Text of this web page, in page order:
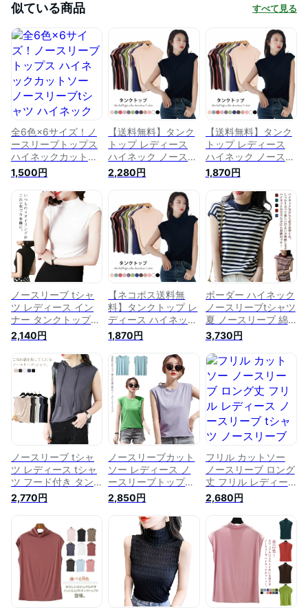
似ている商品 すべて見る
全6色×6サイズ！ノ
ースリーブトップス
ハイネックカットソ
ー ノースリーブtシ
ャツ ハイネック ノ
ースリーブ カットソ
ー トップス Tシャツ
レディース シンプル
ベーシック 無地 お
しゃれ 女性 伸縮性
夏 春夏
1,500円
【送料無料】タンク
トップ レディース
ハイネック ノースリ
ーブ タートルネック
Tシャツ ノースリー
ブTシャツ インナー
無地 薄手 ストレッ
チ 伸縮性 トップス
プルオーバー 春 夏
春新作
2,280円
【送料無料】タンク
トップ レディース
ハイネック ノースリ
ーブ タートルネック
Tシャツ ノースリー
ブTシャツ インナー
無地 薄手 ストレッ
チ 伸縮性 トップス
プルオーバー 春 夏
春新作
1,870円
ノースリーブ tシャ
ツ レディース イン
ナー タンクトップ
ハイネック カットソ
ー トップス Tシャツ
トップス 重ね着 レ
イヤード 大きいサイ
ズ シンプル 夏 春夏
無地 伸縮性 おしゃ
れ
2,140円
【ネコポス送料無
料】タンクトップ レ
ディース ハイネック
ノースリーブ タート
ルネック Tシャツ ノ
ースリーブTシャツ
インナー 無地 薄手
ストレッチ 伸縮性
トップス プルオーバ
ー 春 夏 春新作
1,870円
ボーダー ハイネック
ノースリーブtシャツ
夏 ノースリーブ 綿
100 カットソー トッ
プス Tシャツ レディ
ース ノースリーブト
ップス ハイネックカ
ットソー 薄手 シン
プル 無地 おしゃれ
送料無料
3,730円
ノースリーブ tシャ
ツ レディース tシャ
ツ フード付き タン
クトップ ストレッチ
薄手 クルーネック
ノースリーブ 無地T
シャツ 大きいサイズ
おしゃれ ゆったり
シンプル カジュアル
春夏 夏服 送料無料
2,770円
ノースリーブカット
ソー レディース ノ
ースリーブトップス
ノースリーブtシャツ
カットソー トップス
ラウンドネック 無地
綿 コットン 送料無
料 夏
2,850円
フリル カットソー
ノースリーブ ロング
丈 フリル レディー
ス ノースリーブ tシ
ャツ ノースリーブト
ップス ノースリーブ
チュニックTシャツ
タンクトップ トップ
ス レディース レイ
ヤード 重ね着 ノー
スリ 肩タック カッ
トソー 大きいサイズ
2,680円